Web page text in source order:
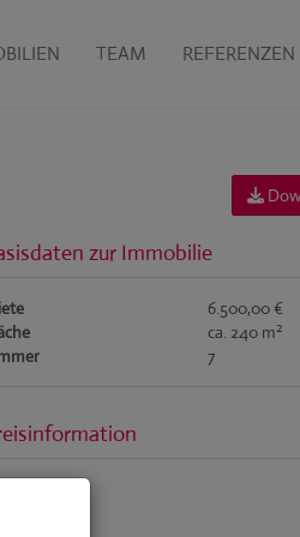
TEAM REFERENZEN
zur Immobilie
6.500,00 €
ca. 240 m2
7